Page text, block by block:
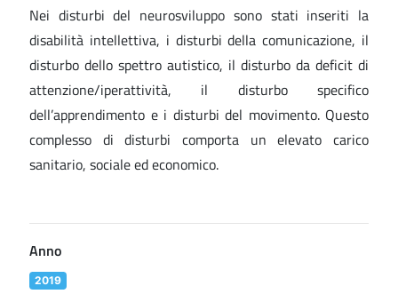
Nei disturbi del neurosviluppo sono stati inseriti la
disabilità intellettiva, i disturbi della comunicazione, il
disturbo dello spettro autistico, il disturbo da deficit di
attenzione/iperattività, il disturbo specifico
dell’apprendimento e i disturbi del movimento. Questo
complesso di disturbi comporta un elevato carico
sanitario, sociale ed economico.
Anno
2019